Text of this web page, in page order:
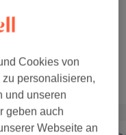
Cookies von
personalisieren,
und unseren
geben auch
Webseite an